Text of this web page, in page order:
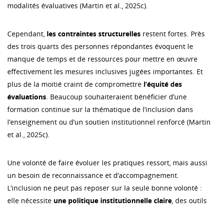
modalités évaluatives (Martin et al., 2025c).
Cependant, les contraintes structurelles restent fortes. Près
des trois quarts des personnes répondantes évoquent le
manque de temps et de ressources pour mettre en œuvre
effectivement les mesures inclusives jugées importantes. Et
plus de la moitié craint de compromettre l’équité des
évaluations. Beaucoup souhaiteraient bénéficier d’une
formation continue sur la thématique de l’inclusion dans
l’enseignement ou d’un soutien institutionnel renforcé (Martin
et al., 2025c).
Une volonté de faire évoluer les pratiques ressort, mais aussi
un besoin de reconnaissance et d’accompagnement.
L’inclusion ne peut pas reposer sur la seule bonne volonté :
elle nécessite une politique institutionnelle claire, des outils